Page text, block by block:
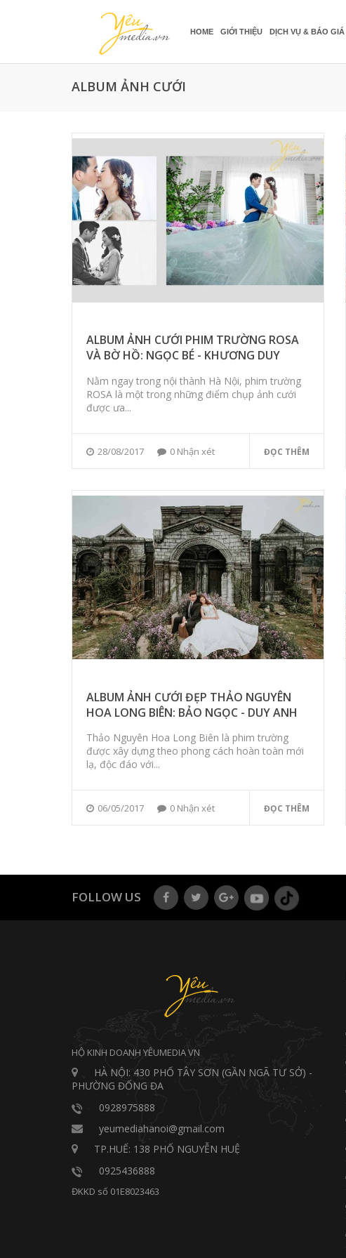
HOME GIỚI THIỆU DỊCH VỤ & BÁO GIÁ
ALBUM ẢNH CƯỚI
ALBUM ẢNH CƯỚI PHIM TRƯỜNG ROSA
VÀ BỜ HỒ: NGỌC BÉ - KHƯƠNG DUY
Nằm ngay trong nội thành Hà Nội, phim trường
ROSA là một trong những điểm chụp ảnh cưới
được ưa...
28/08/2017 0 Nhận xét ĐỌC THÊM
ALBUM ẢNH CƯỚI ĐẸP THẢO NGUYÊN
HOA LONG BIÊN: BẢO NGỌC - DUY ANH
Thảo Nguyên Hoa Long Biên là phim trường
được xây dựng theo phong cách hoàn toàn mới
lạ, độc đáo với...
06/05/2017 0 Nhận xét ĐỌC THÊM
FOLLOW US
HỘ KINH DOANH YÊUMEDIA VN
HÀ NỘI: 430 PHỐ TÂY SƠN (GẦN NGÃ TƯ SỞ) -
PHƯỜNG ĐỐNG ĐA
0928975888
yeumediahanoi@gmail.com
TP.HUẾ: 138 PHỐ NGUYỄN HUỆ
0925436888
ĐKKD số 01E8023463